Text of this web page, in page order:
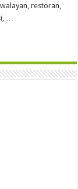
restoran,
…